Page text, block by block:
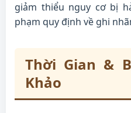
giảm thiểu nguy cơ bị
phạm quy định về ghi
Thời Gian &
Khảo